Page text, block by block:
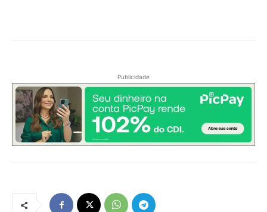
Publicidade